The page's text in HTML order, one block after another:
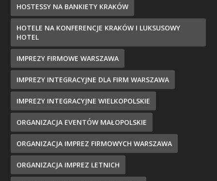
HOSTESSY NA BANKIETY KRAKÓW
HOTELE NA KONFERENCJE KRAKÓW I LUKSUSOWY
HOTEL
IMPREZY FIRMOWE WARSZAWA
IMPREZY INTEGRACYJNE DLA FIRM WARSZAWA
IMPREZY INTEGRACYJNE WIELKOPOLSKIE
ORGANIZACJA EVENTÓW MAŁOPOLSKIE
ORGANIZACJA IMPREZ FIRMOWYCH WARSZAWA
ORGANIZACJA IMPREZ LETNICH